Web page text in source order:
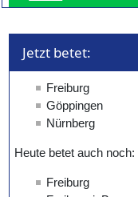
Jetzt betet: